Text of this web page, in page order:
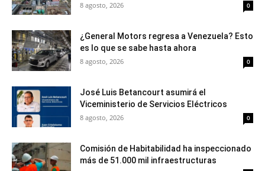
8 agosto, 2026 0
¿General Motors regresa a Venezuela? Esto
es lo que se sabe hasta ahora
8 agosto, 2026 0
José Luis Betancourt asumirá el
Viceministerio de Servicios Eléctricos
8 agosto, 2026 0
Comisión de Habitabilidad ha inspeccionado
más de 51.000 mil infraestructuras